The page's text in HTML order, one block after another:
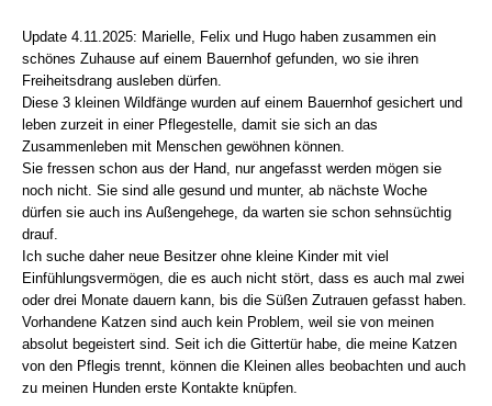
Update 4.11.2025: Marielle, Felix und Hugo haben zusammen ein
schönes Zuhause auf einem Bauernhof gefunden, wo sie ihren
Freiheitsdrang ausleben dürfen.
Diese 3 kleinen Wildfänge wurden auf einem Bauernhof gesichert und
leben zurzeit in einer Pflegestelle, damit sie sich an das
Zusammenleben mit Menschen gewöhnen können.
Sie fressen schon aus der Hand, nur angefasst werden mögen sie
noch nicht. Sie sind alle gesund und munter, ab nächste Woche
dürfen sie auch ins Außengehege, da warten sie schon sehnsüchtig
drauf.
Ich suche daher neue Besitzer ohne kleine Kinder mit viel
Einfühlungsvermögen, die es auch nicht stört, dass es auch mal zwei
oder drei Monate dauern kann, bis die Süßen Zutrauen gefasst haben.
Vorhandene Katzen sind auch kein Problem, weil sie von meinen
absolut begeistert sind. Seit ich die Gittertür habe, die meine Katzen
von den Pflegis trennt, können die Kleinen alles beobachten und auch
zu meinen Hunden erste Kontakte knüpfen.